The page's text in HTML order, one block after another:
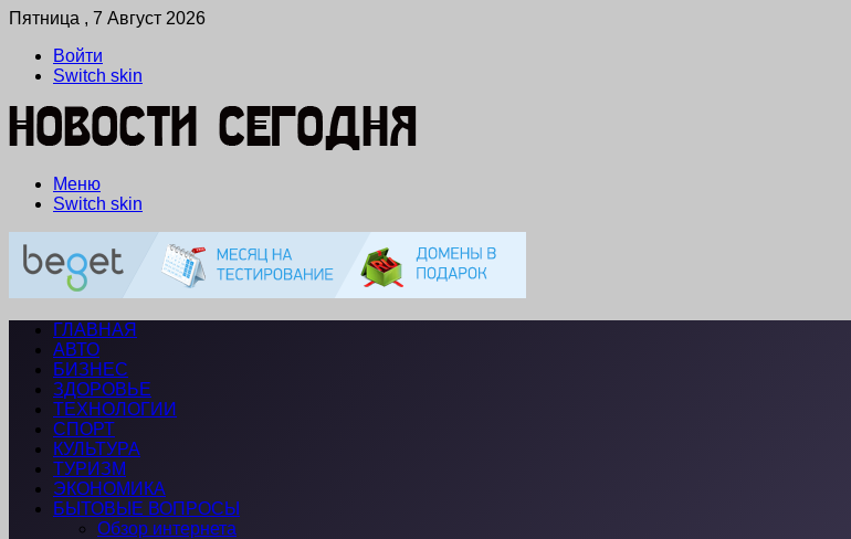
Пятница , 7 Август 2026
Войти
Switch skin
Меню
Switch skin
ГЛАВНАЯ
АВТО
БИЗНЕС
ЗДОРОВЬЕ
ТЕХНОЛОГИИ
СПОРТ
КУЛЬТУРА
ТУРИЗМ
ЭКОНОМИКА
БЫТОВЫЕ ВОПРОСЫ
Обзор интернета